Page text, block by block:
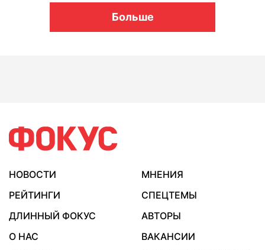
Больше
НОВОСТИ
МНЕНИЯ
РЕЙТИНГИ
СПЕЦТЕМЫ
ДЛИННЫЙ ФОКУС
АВТОРЫ
О НАС
ВАКАНСИИ